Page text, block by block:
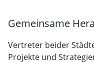
Gemeinsame
Vertreter beider
Projekte und